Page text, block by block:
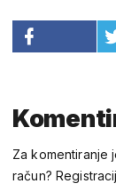
Za komentiranje
račun?